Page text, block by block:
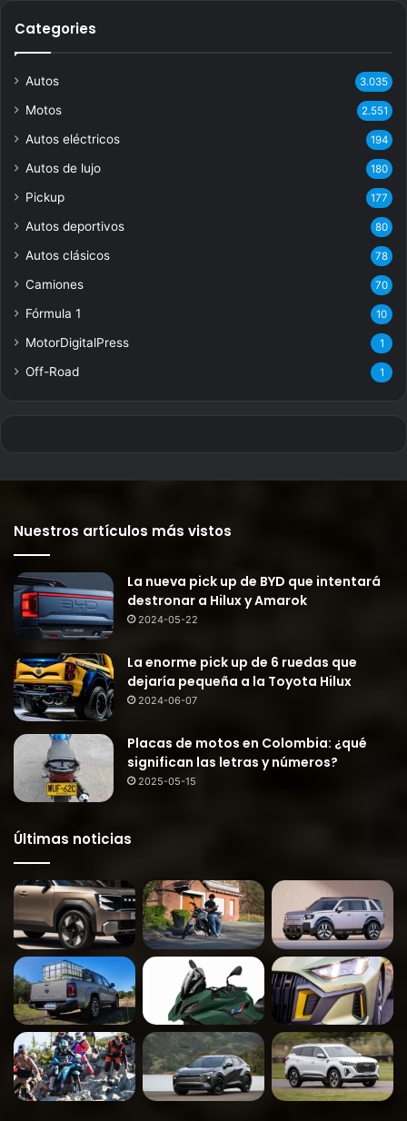
Categories
Autos 3.035
Motos 2.551
Autos eléctricos 194
Autos de lujo 180
Pickup 177
Autos deportivos 80
Autos clásicos 78
Camiones 70
Fórmula 1 10
MotorDigitalPress 1
Off-Road 1
Nuestros artículos más vistos
La nueva pick up de BYD que intentará
destronar a Hilux y Amarok
2024-05-22
La enorme pick up de 6 ruedas que
dejaría pequeña a la Toyota Hilux
2024-06-07
Placas de motos en Colombia: ¿qué
significan las letras y números?
2025-05-15
Últimas noticias